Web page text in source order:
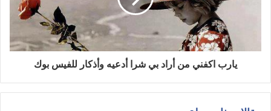
يارب اكفني من أراد بي شرا أدعيه وأذكار للفيس بوك